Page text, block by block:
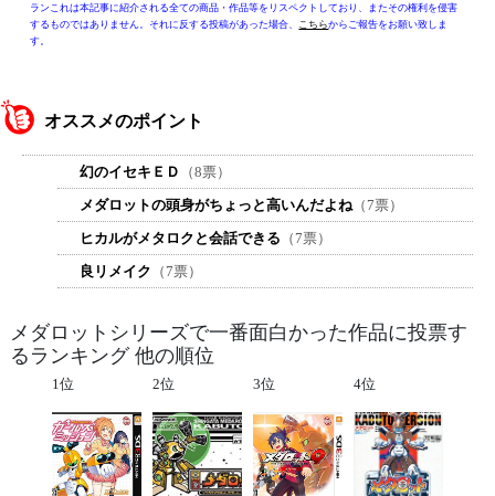
ランこれは本記事に紹介される全ての商品・作品等をリスペクトしており、またその権利を侵害
するものではありません。それに反する投稿があった場合、 こちらからご報告をお願い致しま
す。
オススメのポイント
幻のイセキＥＤ
（8票）
メダロットの頭身がちょっと高いんだよね（7票）
ヒカルがメタロクと会話できる （7票）
良リメイク （7票）
メダロットシリーズで一番面白かった作品に投票す
るランキング 他の順位
1位 2位 3位 4位